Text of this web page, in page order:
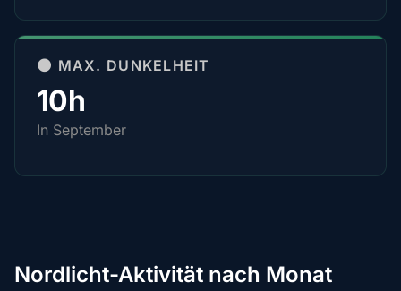
🌑 MAX. DUNKELHEIT
10h
In September
Nordlicht-Aktivität nach Monat